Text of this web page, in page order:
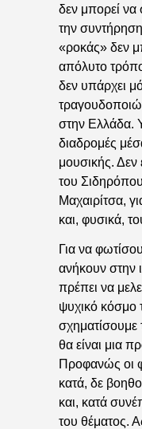
δεν μπορεί να
την
«ροκάς» δεν
απόλυτο
δεν υπάρχει
στην Ελλάδα.
διαδρομές
μουσικής. Δεν
του
Μαχαιρίτσα,
και, φυσικά,
Για να
ανήκουν στην
πρέπει να
ψυχικό κόσμο
θα είναι μια
Προφανώς οι
κατά, δε
και, κατά
του θέματος.